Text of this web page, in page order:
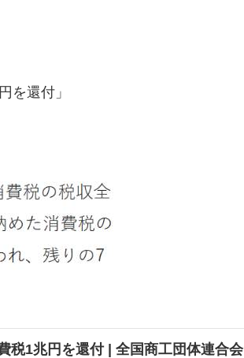
を還付」
税1兆円を還付 | 全国商工団体連合会